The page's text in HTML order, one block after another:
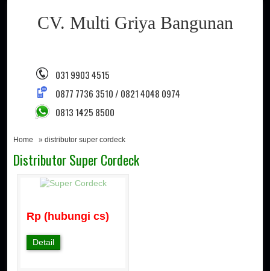
CV. Multi Griya Bangunan
031 9903 4515
0877 7736 3510 / 0821 4048 0974
0813 1425 8500
Home » distributor super cordeck
Distributor Super Cordeck
Rp (hubungi cs)
Detail